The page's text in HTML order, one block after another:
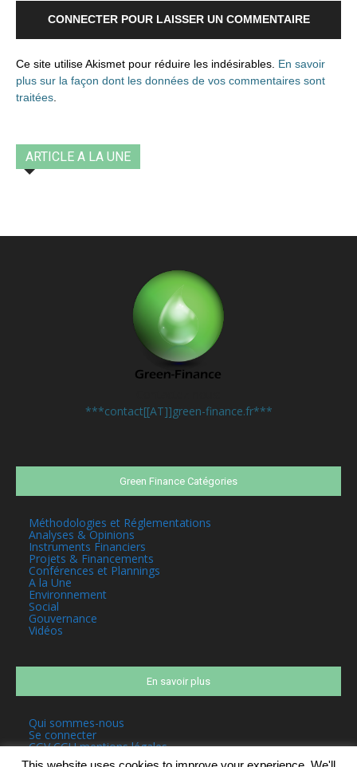
CONNECTER POUR LAISSER UN COMMENTAIRE
Ce site utilise Akismet pour réduire les indésirables. En savoir
plus sur la façon dont les données de vos commentaires sont
traitées.
ARTICLE A LA UNE
***contact[[AT]]green-finance.fr***
Green Finance Catégories
Méthodologies et Réglementations
Analyses & Opinions
Instruments Financiers
Projets & Financements
Conférences et Plannings
A la Une
Environnement
Social
Gouvernance
Vidéos
En savoir plus
Qui sommes-nous
Se connecter
CGV CGU mentions légales